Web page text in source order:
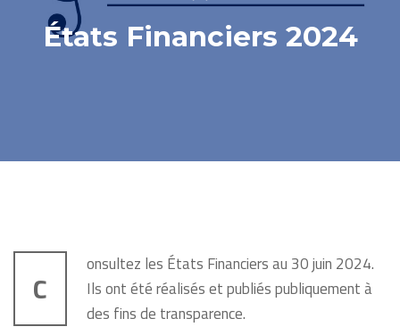
États Financiers 2024
C
onsultez les États Financiers au 30 juin 2024.
Ils ont été réalisés et publiés publiquement à
des fins de transparence.